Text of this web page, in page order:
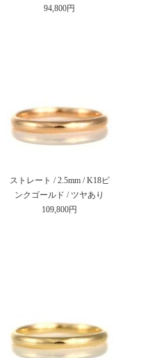
94,800円
ストレート / 2.5mm / K18ピ
ンクゴールド / ツヤあり
109,800円